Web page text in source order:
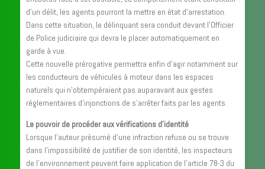
d’un délit, les agents pourront la mettre en état d’arrestation.
Dans cette situation, le délinquant sera conduit devant l’Officier
de Police judiciaire qui devra le placer automatiquement en
garde à vue.
Cette nouvelle prérogative permettra enfin d’agir notamment sur
les conducteurs de véhicules à moteur dans les espaces
naturels qui n’obtempéraient pas auparavant aux gestes
règlementaires d’injonctions de s’arrêter faits par les agents.
Le pouvoir de procéder aux vérifications d’identité
Lorsque l’auteur présumé d’une infraction refuse ou se trouve
dans l’impossibilité de justifier de son identité, les inspecteurs
de l’environnement peuvent faire application de l’article 78-3 du